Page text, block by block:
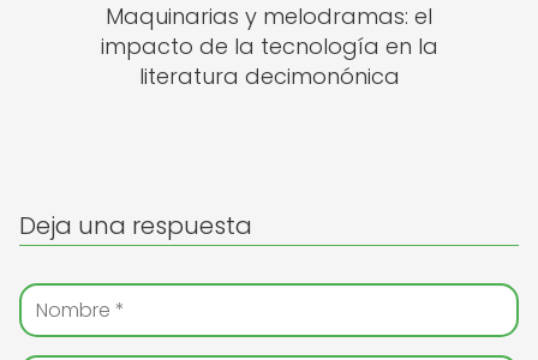
Maquinarias y melodramas: el
impacto de la tecnología en la
literatura decimonónica
Deja una respuesta